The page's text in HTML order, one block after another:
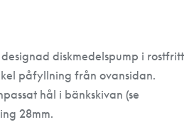
diskmedelspump i rostfritt
påfyllning från ovansidan.
hål i bänkskivan (se
28mm.